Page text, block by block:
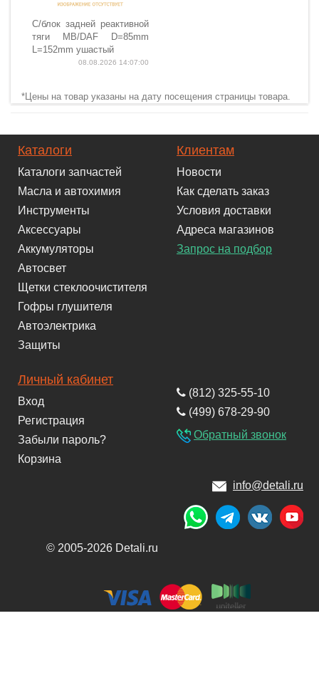
С/блок задней реактивной
тяги MB/DAF D=85mm
L=152mm ушастый
08.08.2026 14:07:00
*Цены на товар указаны на дату посещения страницы товара.
Каталоги
Каталоги запчастей
Масла и автохимия
Инструменты
Аксессуары
Аккумуляторы
Автосвет
Щетки стеклоочистителя
Гофры глушителя
Автоэлектрика
Защиты
Клиентам
Новости
Как сделать заказ
Условия доставки
Адреса магазинов
Запрос на подбор
Личный кабинет
Вход
Регистрация
Забыли пароль?
Корзина
(812) 325-55-10
(499) 678-29-90
Обратный звонок
info@detali.ru
© 2005-2026 Detali.ru